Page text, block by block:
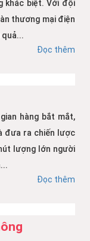
khác biệt. Với đội
thương mại điện
Đọc thêm
hàng bắt mắt,
đưa ra chiến lược
lượng lớn người
Đọc thêm